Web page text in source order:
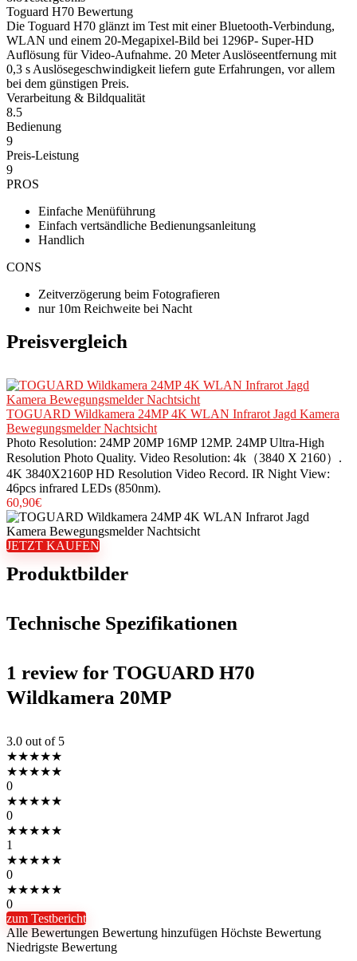
Toguard H70 Bewertung
Die Toguard H70 glänzt im Test mit einer Bluetooth-Verbindung,
WLAN und einem 20-Megapixel-Bild bei 1296P- Super-HD
Auflösung für Video-Aufnahme. 20 Meter Auslöseentfernung mit
0,3 s Auslösegeschwindigkeit liefern gute Erfahrungen, vor allem
bei dem günstigen Preis.
Verarbeitung & Bildqualität
8.5
Bedienung
9
Preis-Leistung
9
PROS
Einfache Menüführung
Einfach vertsändliche Bedienungsanleitung
Handlich
CONS
Zeitverzögerung beim Fotografieren
nur 10m Reichweite bei Nacht
Preisvergleich
TOGUARD Wildkamera 24MP 4K WLAN Infrarot Jagd Kamera
Bewegungsmelder Nachtsicht
Photo Resolution: 24MP 20MP 16MP 12MP. 24MP Ultra-High
Resolution Photo Quality. Video Resolution: 4k（3840 X 2160）.
4K 3840X2160P HD Resolution Video Record. IR Night View:
46pcs infrared LEDs (850nm).
60,90€
JETZT KAUFEN
Produktbilder
Technische Spezifikationen
1 review for TOGUARD H70
Wildkamera 20MP
3.0 out of 5
★★★★★
★★★★★
0
★★★★★
0
★★★★★
1
★★★★★
0
★★★★★
0
zum Testbericht
Alle Bewertungen Bewertung hinzufügen Höchste Bewertung
Niedrigste Bewertung